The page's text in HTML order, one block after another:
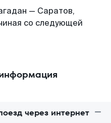
— Саратов,
со следующей
через интернет